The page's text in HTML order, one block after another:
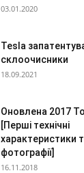
03.01.2020
Tesla
склоочисники
18.09.2021
Оновлена 2017
[Перші технічні
характеристики
фотографії]
16.11.2018